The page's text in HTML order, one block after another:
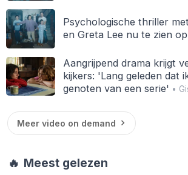
Psychologische thriller
en Greta Lee nu te zien
Aangrijpend drama krijgt
kijkers: 'Lang geleden dat
genoten van een serie' •
Meer video on demand
🔥 Meest gelezen